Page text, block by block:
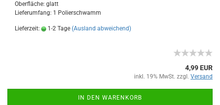
Oberfläche: glatt
Lieferumfang: 1 Polierschwamm
Lieferzeit: 1-2 Tage (Ausland abweichend)
4,99 EUR
inkl. 19% MwSt. zzgl. Versand
IN DEN WARENKORB